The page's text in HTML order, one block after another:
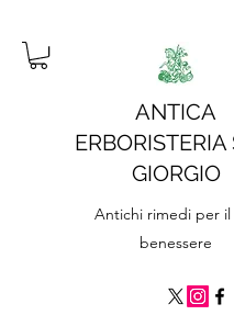
ANTICA
ERBORISTERIA
GIORGIO
Antichi rimedi per
benessere